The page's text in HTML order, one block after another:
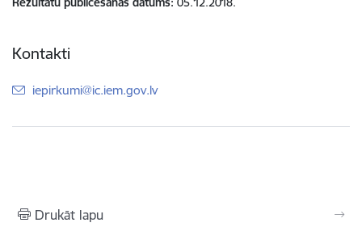
Kontakti
E-pasts:
iepirkumi@ic.iem.gov.lv
Drukāt lapu